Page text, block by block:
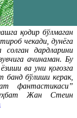
қодир бўлмаган
чекади, дунёга
солган дардларини
ачинаман. Бу
ва уни қоғозга
бўлиши керак,
фантастикаси”
Жан Стеин